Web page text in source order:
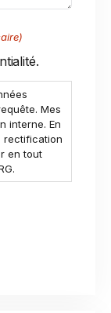
Mes
interne. En
rectification
en tout